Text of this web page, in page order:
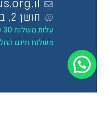
חושן 2, בית שמש
עלות משלוח 30 ש"ח
משלוח חינם החל